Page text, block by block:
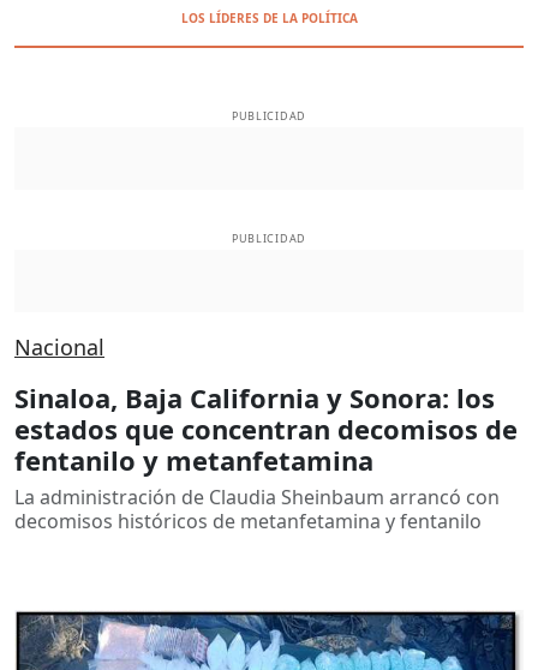
LOS LÍDERES DE LA POLÍTICA
PUBLICIDAD
PUBLICIDAD
Nacional
Sinaloa, Baja California y Sonora: los
estados que concentran decomisos de
fentanilo y metanfetamina
La administración de Claudia Sheinbaum arrancó con
decomisos históricos de metanfetamina y fentanilo